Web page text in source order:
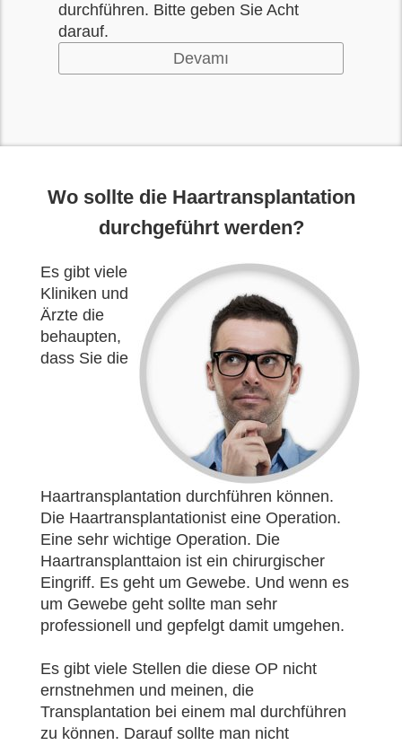
durchführen. Bitte geben Sie Acht
darauf.
Devamı
Wo sollte die Haartransplantation
durchgeführt werden?
Es gibt viele
Kliniken und
Ärzte die
behaupten,
dass Sie die
Haartransplantation durchführen können.
Die Haartransplantationist eine Operation.
Eine sehr wichtige Operation. Die
Haartransplanttaion ist ein chirurgischer
Eingriff. Es geht um Gewebe. Und wenn es
um Gewebe geht sollte man sehr
professionell und gepfelgt damit umgehen.
Es gibt viele Stellen die diese OP nicht
ernstnehmen und meinen, die
Transplantation bei einem mal durchführen
zu können. Darauf sollte man nicht